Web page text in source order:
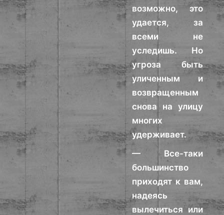
возможно, это
удается, за
всеми не
уследишь. Но
угроза быть
уличенным и
возвращенным
снова на улицу
многих
удерживает.
— Все-таки
большинство
приходят к вам,
надеясь
вылечиться или